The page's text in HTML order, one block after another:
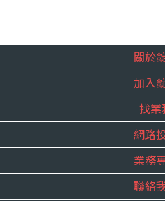
關於
企業
重要
得獎
服務
合作
加入
內勤
精英
年度
找業
網路
業務
E 線
聯絡